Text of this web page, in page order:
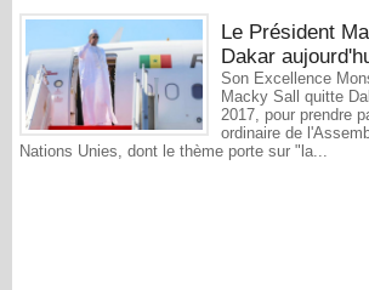
Le Président
Dakar
Son Excellence
Macky Sall quitte
2017, pour prendre
ordinaire de
Nations Unies, dont le thème porte sur "la...